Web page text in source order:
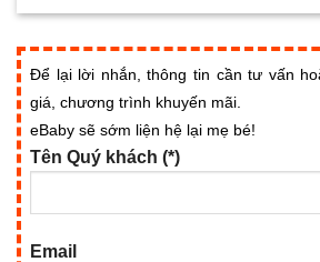
Để lại lời nhắn, thông tin cần tư vấn
giá, chương trình khuyến mãi.
eBaby sẽ sớm liện hệ lại mẹ bé!
Tên Quý khách (*)
Email